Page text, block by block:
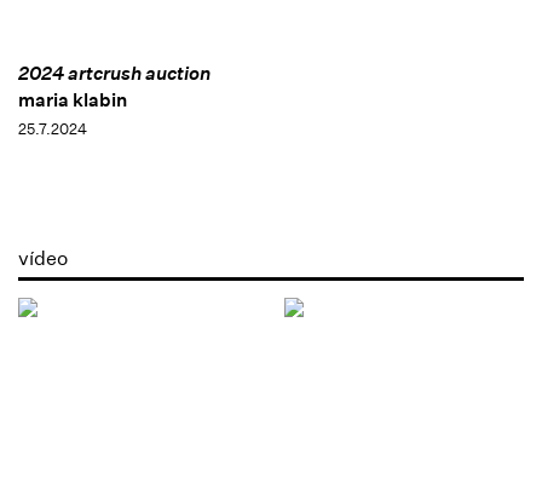
2024 artcrush auction
maria klabin
25.7.2024
vídeo